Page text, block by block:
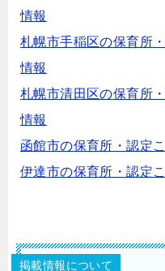
情報
札幌市手稲区の保育所
情報
札幌市清田区の保育所
情報
函館市の保育所・認定
伊達市の保育所・認定
掲載情報について